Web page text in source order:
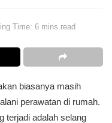
Time: 6 mins read
biasanya masih
perawatan di rumah.
terjadi adalah selang